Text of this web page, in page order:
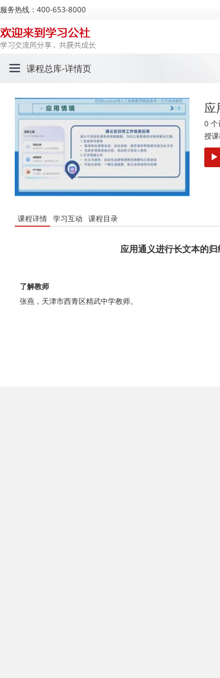
服务热线：400-653-8000
课程总库-详情页
应
0
授
课程详情 学习互动 课程目录
应用通义进行长文本的
了解教师
张燕，天津市西青区精武中学教师。